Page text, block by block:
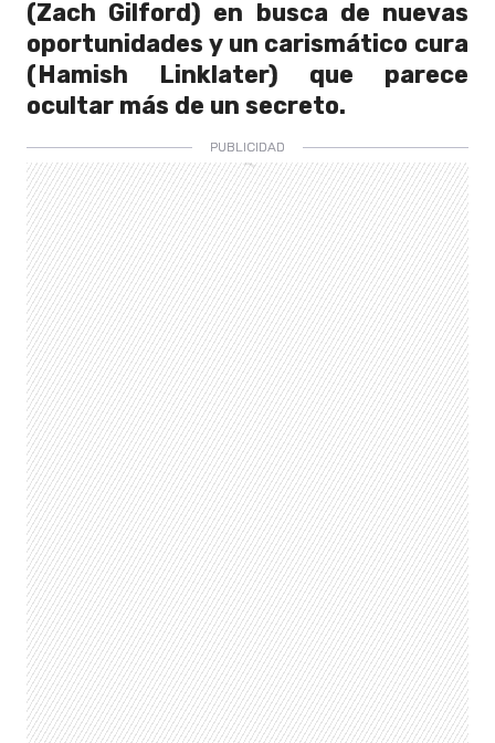
(Zach Gilford) en busca de nuevas
oportunidades y un carismático cura
(Hamish Linklater) que parece
ocultar más de un secreto.